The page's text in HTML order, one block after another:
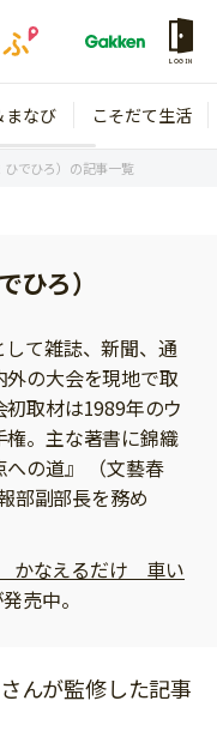
LOGIN
長
学2年生
学6年生
まなび こそだて生活
ひでひろ）の記事一覧
ひろ）
て雑誌、新聞、通
の大会を現地で取
取材は1989年のウ
権。主な著書に錦織
の道』 （文藝春
部副部長を務め
かなえるだけ 車い
売中。
んが監修した記事